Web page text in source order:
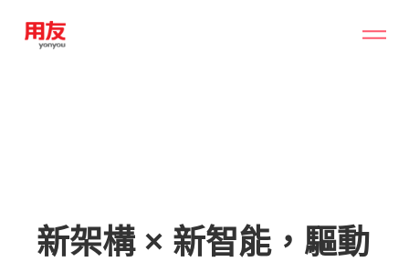
新架構 × 新智能，驅動